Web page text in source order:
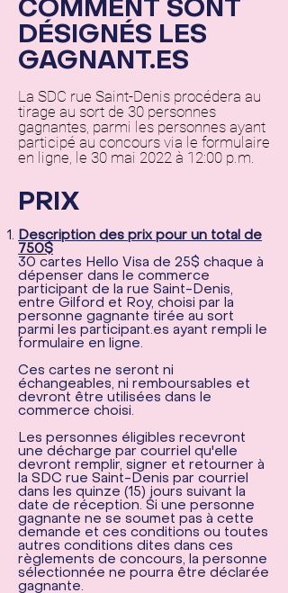
COMMENT SONT
DÉSIGNÉS LES
GAGNANT.ES
La SDC rue Saint-Denis procédera au
tirage au sort de 30 personnes
gagnantes, parmi les personnes ayant
participé au concours via le formulaire
en ligne, le 30 mai 2022 à 12:00 p.m.
PRIX
Description des prix pour un total de
750$
30 cartes Hello Visa de 25$ chaque à
dépenser dans le commerce
participant de la rue Saint-Denis,
entre Gilford et Roy, choisi par la
personne gagnante tirée au sort
parmi les participant.es ayant rempli le
formulaire en ligne.​
Ces cartes ne seront ni
échangeables, ni remboursables et
devront être utilisées dans le
commerce choisi.
Les personnes éligibles recevront
une décharge par courriel qu'elle
devront remplir, signer et retourner à
la SDC rue Saint-Denis par courriel
dans les quinze (15) jours suivant la
date de réception. Si une personne
gagnante ne se soumet pas à cette
demande et ces conditions ou toutes
autres conditions dites dans ces
règlements de concours, la personne
sélectionnée ne pourra être déclarée
gagnante.